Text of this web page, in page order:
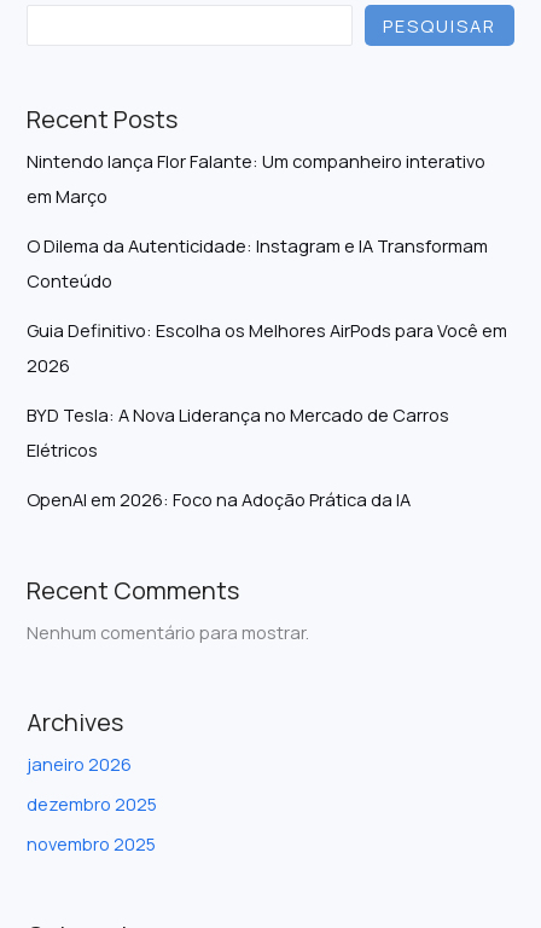
PESQUISAR
Recent Posts
Nintendo lança Flor Falante: Um companheiro interativo
em Março
O Dilema da Autenticidade: Instagram e IA Transformam
Conteúdo
Guia Definitivo: Escolha os Melhores AirPods para Você em
2026
BYD Tesla: A Nova Liderança no Mercado de Carros
Elétricos
OpenAI em 2026: Foco na Adoção Prática da IA
Recent Comments
Nenhum comentário para mostrar.
Archives
janeiro 2026
dezembro 2025
novembro 2025